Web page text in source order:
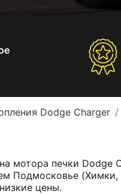
Dodge Charger
мотора печки Dodge
Подмосковье
цены.